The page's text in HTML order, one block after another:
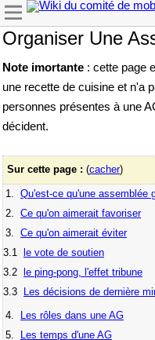
Organiser Une
Note imortante : cette page
une recette de cuisine et n'a
personnes présentes à une
décident.
Sur cette page : (cacher)
1. Qu'est-ce qu'une assemblée
2. Ce qu'on aimerait favoriser
3. Ce qu'on aimerait éviter
le vote de soutien
le ping-pong, l'effet tribune
Les décisions de dernière
4.
Les rôles dans une AG
5.
Les temps d'une AG